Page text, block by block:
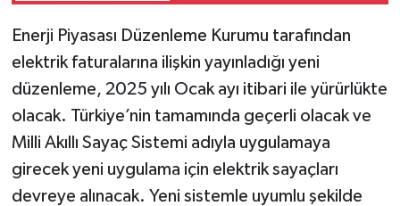
Enerji Piyasası Düzenleme Kurumu tarafından
elektrik faturalarına ilişkin yayınladığı yeni
düzenleme, 2025 yılı Ocak ayı itibari ile yürürlükte
olacak. Türkiye’nin tamamında geçerli olacak ve
Milli Akıllı Sayaç Sistemi adıyla uygulamaya
girecek yeni uygulama için elektrik sayaçları
devreye alınacak. Yeni sistemle uyumlu şekilde